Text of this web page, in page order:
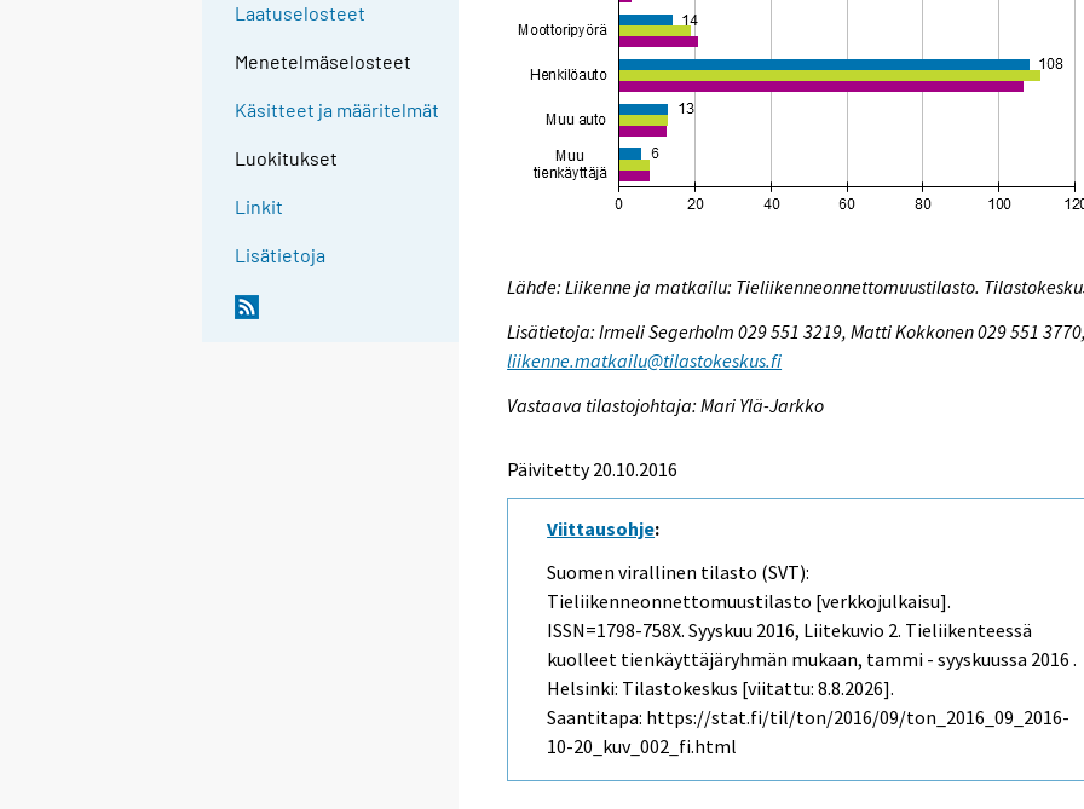
Laatuselosteet
Menetelmäselosteet
Käsitteet ja määritelmät
Luokitukset
Linkit
Lisätietoja
Lähde: Liikenne ja matkailu: Tieliikenneonnettomuustilasto.
Lisätietoja: Irmeli Segerholm 029 551 3219, Matti Kokkonen 029 551
liikenne.matkailu@tilastokeskus.fi
Vastaava tilastojohtaja: Mari Ylä-Jarkko
Päivitetty 20.10.2016
Viittausohje:
Suomen virallinen tilasto (SVT):
Tieliikenneonnettomuustilasto [verkkojulkaisu].
ISSN=1798-758X.Syyskuu 2016, Liitekuvio 2. Tieliikenteessä
kuolleet tienkäyttäjäryhmän mukaan, tammi - syyskuussa 2016 .
Helsinki: Tilastokeskus [viitattu: 8.8.2026].
Saantitapa: https://stat.fi/til/ton/2016/09/ton_2016_09_2016-
10-20_kuv_002_fi.html